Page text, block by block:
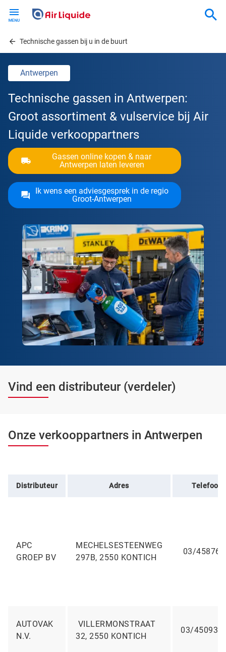
contentTechnische gassen bij u in de buurt
Antwerpen
Technische gassen in Antwerpen:
Groot assortiment & vulservice bij Air
Liquide verkooppartners
Gassen online kopen & naar
Antwerpen laten leveren
Ik wens een adviesgesprek in de regio
Groot-Antwerpen
Vind een distributeur (verdeler)
Onze verkooppartners in Antwerpen
Distributeur Adres Telefoon
APC
GROEP BV
MECHELSESTEENWEG
297B, 2550 KONTICH
03/
AUTOVAK
N.V.
VILLERMONSTRAAT
32, 2550 KONTICH
03/